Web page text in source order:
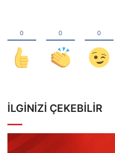
İLGINIZI ÇEKEBILIR